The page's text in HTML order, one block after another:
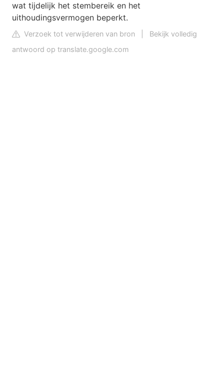
wat tijdelijk het stembereik en het
uithoudingsvermogen beperkt.
Verzoek tot verwijderen van bron
Bekijk volledig
antwoord op translate.google.com